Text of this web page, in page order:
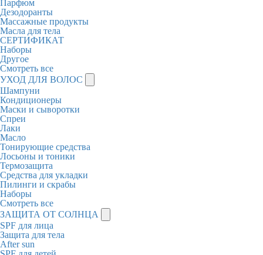
Парфюм
Дезодоранты
Массажные продукты
Масла для тела
СЕРТИФИКАТ
Наборы
Другое
Смотреть все
УХОД ДЛЯ ВОЛОС
Шампуни
Кондиционеры
Маски и сыворотки
Спреи
Лаки
Масло
Тонирующие средства
Лосьоны и тоники
Термозащита
Средства для укладки
Пилинги и скрабы
Наборы
Смотреть все
ЗАЩИТА ОТ СОЛНЦА
SPF для лица
Защита для тела
After sun